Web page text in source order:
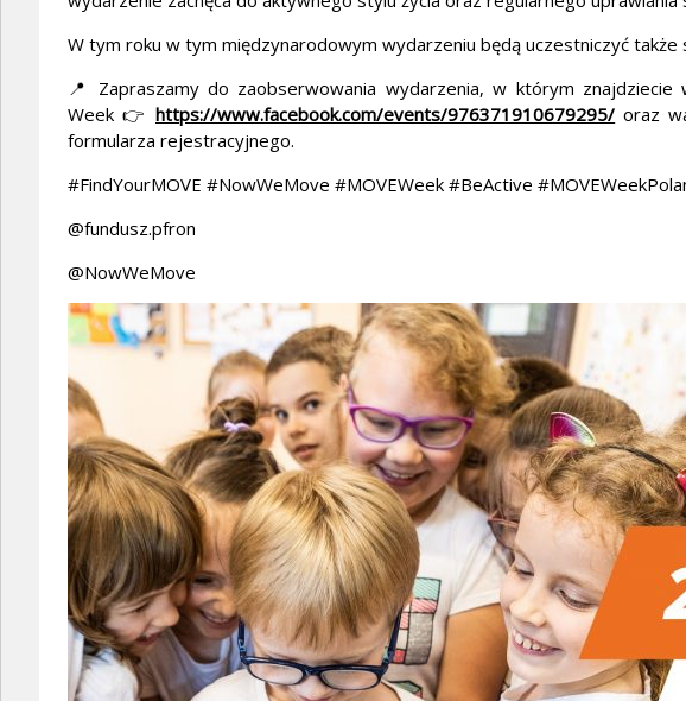
W tym roku w tym międzynarodowym wydarzeniu będą uczestniczyć także
📍 Zapraszamy do zaobserwowania wydarzenia, w którym znajdziecie
Week 👉https://www.facebook.com/events/976371910679295/ oraz
formularza rejestracyjnego.
#FindYourMOVE #NowWeMove #MOVEWeek #BeActive
@fundusz.pfron
@NowWeMove